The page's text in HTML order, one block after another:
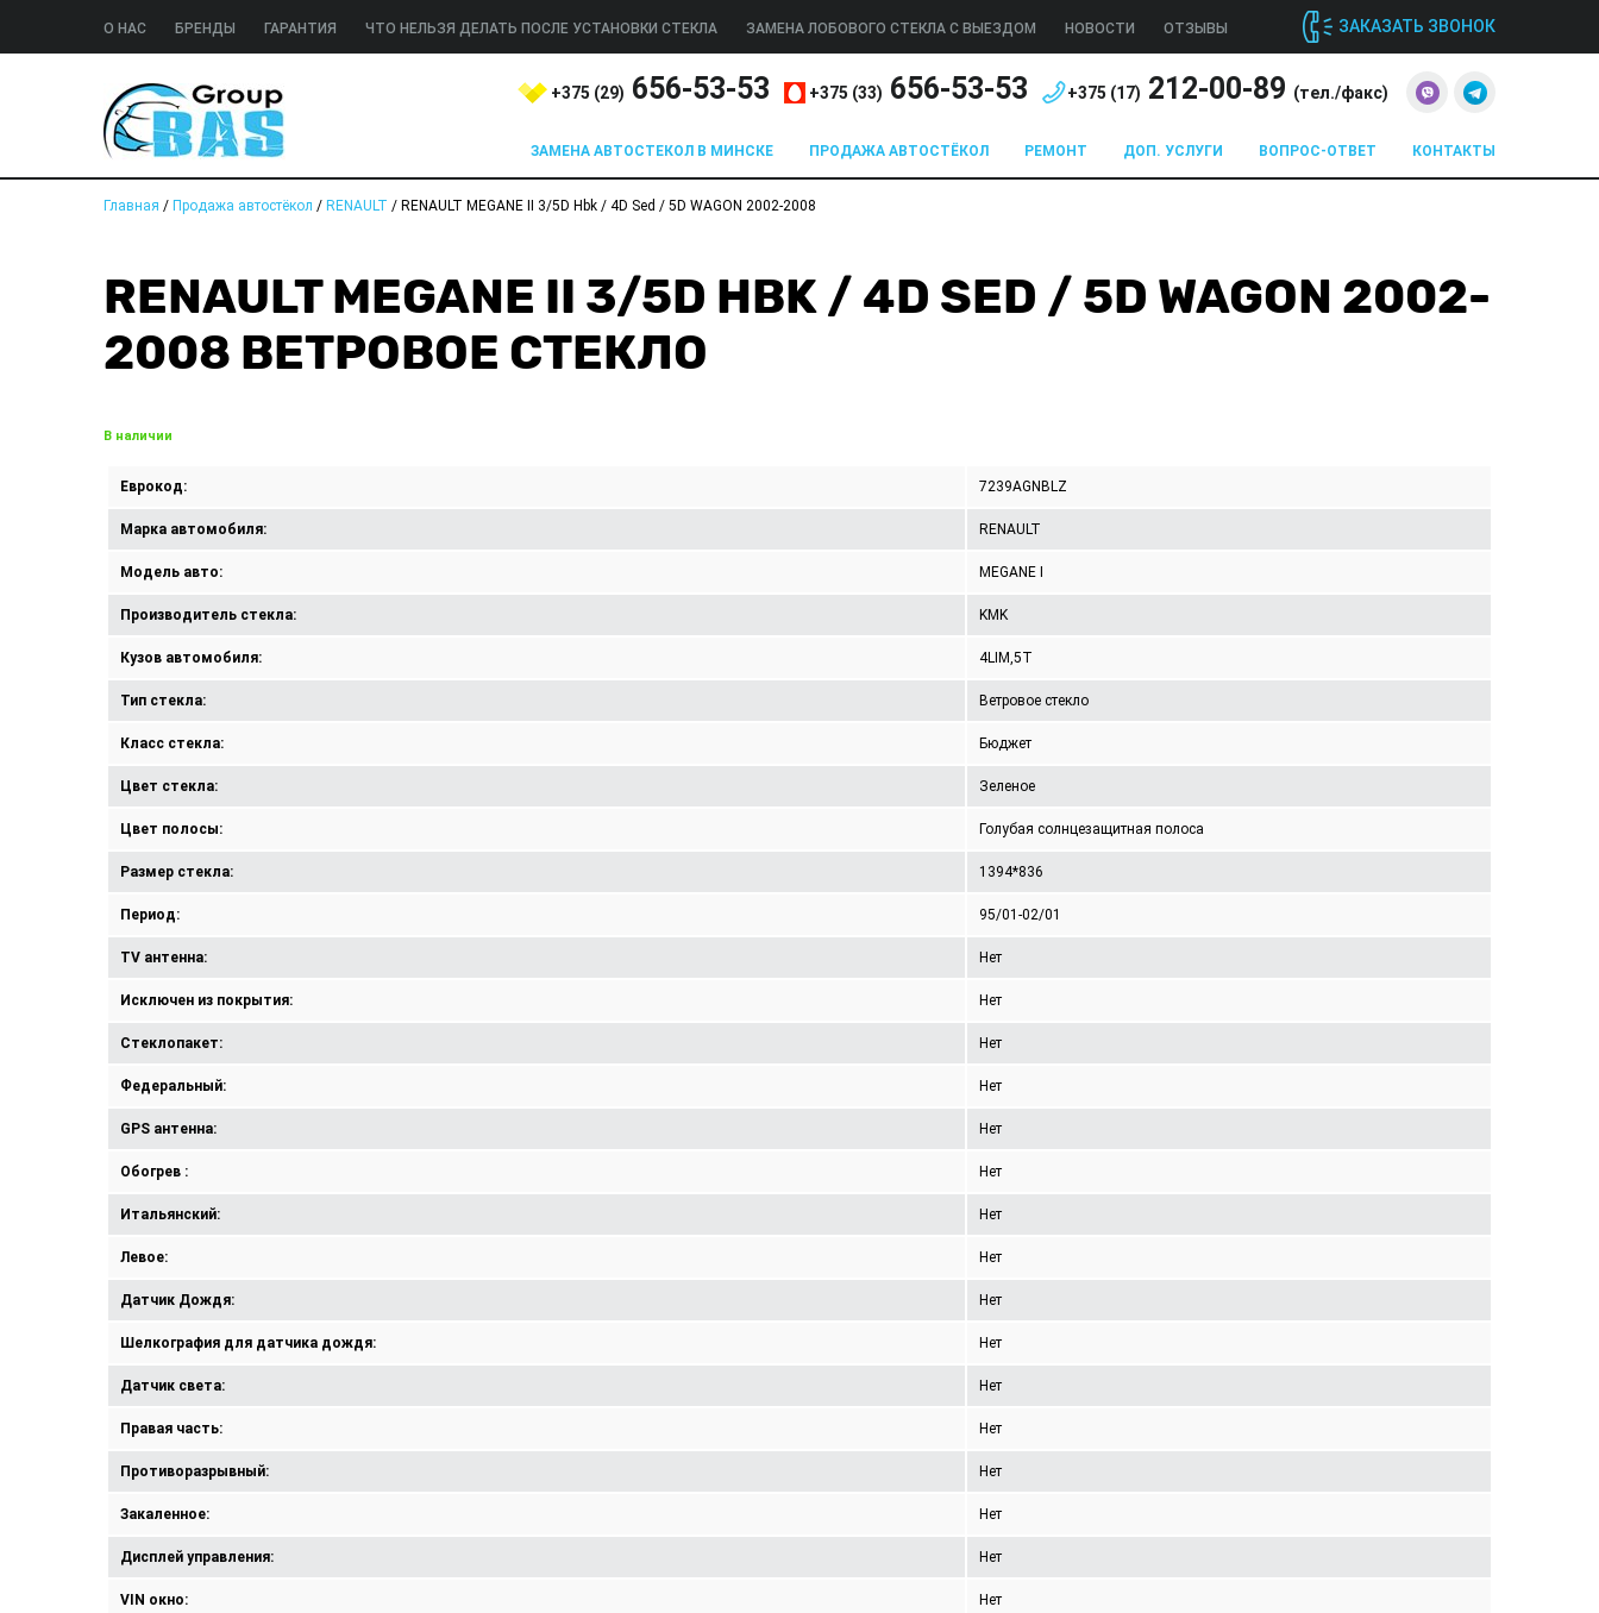
О НАС БРЕНДЫ ГАРАНТИЯ ЧТО НЕЛЬЗЯ ДЕЛАТЬ ПОСЛЕ УСТАНОВКИ СТЕКЛА ЗАМЕНА ЛОБОВОГО СТЕКЛА С ВЫЕЗДОМ НОВОСТИ ОТЗЫВЫ ЗАКАЗАТЬ ЗВОНОК
+375 (29) 656-53-53 +375 (33) 656-53-53 +375 (17) 212-00-89 (тел./факс)
ЗАМЕНА АВТОСТЕКОЛ В МИНСКЕ ПРОДАЖА АВТОСТЁКОЛ РЕМОНТ ДОП. УСЛУГИ ВОПРОС-ОТВЕТ КОНТАКТЫ
Главная / Продажа автостёкол / RENAULT / RENAULT MEGANE II 3/5D Hbk / 4D Sed / 5D WAGON 2002-2008
RENAULT MEGANE II 3/5D HBK / 4D SED / 5D WAGON 2002-
2008 ВЕТРОВОЕ СТЕКЛО
В наличии
Еврокод: 7239AGNBLZ
Марка автомобиля: RENAULT
Модель авто: MEGANE I
Производитель стекла: KMK
Кузов автомобиля: 4LIM,5T
Тип стекла: Ветровое стекло
Класс стекла: Бюджет
Цвет стекла: Зеленое
Цвет полосы: Голубая солнцезащитная полоса
Размер стекла: 1394*836
Период: 95/01-02/01
TV антенна: Нет
Исключен из покрытия: Нет
Стеклопакет: Нет
Федеральный: Нет
GPS антенна: Нет
Обогрев : Нет
Итальянский: Нет
Левое: Нет
Датчик Дождя: Нет
Шелкография для датчика дождя: Нет
Датчик света: Нет
Правая часть: Нет
Противоразрывный: Нет
Закаленное: Нет
Дисплей управления: Нет
VIN окно: Нет